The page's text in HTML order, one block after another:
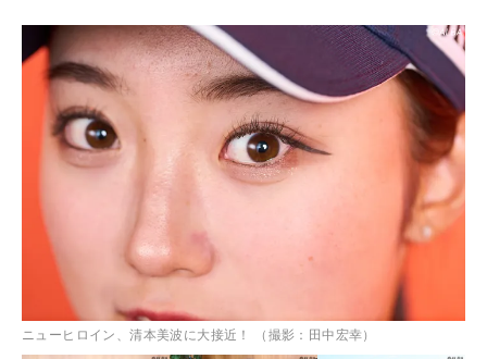
ニューヒロイン、清本美波に大接近！ （撮影：田中宏幸）